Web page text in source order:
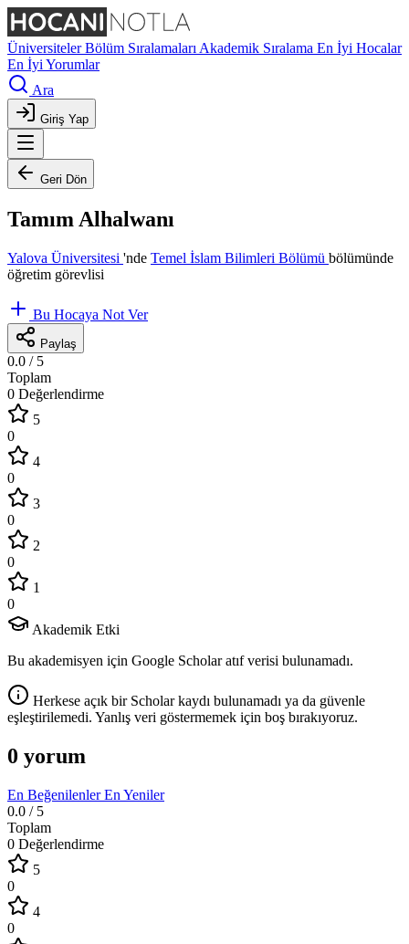
ÜniversitelerBölüm Sıralamaları Akademik Sıralama En İyi Hocalar
En İyi Yorumlar
Ara
Giriş Yap
Geri Dön
Tamım Alhalwanı
Yalova Üniversitesi 'nde Temel İslam Bilimleri Bölümü bölümünde
öğretim görevlisi
Bu Hocaya Not Ver
Paylaş
0.0 / 5
Toplam
0 Değerlendirme
5
0
4
0
3
0
2
0
1
0
Akademik Etki
Bu akademisyen için Google Scholar atıf verisi bulunamadı.
Herkese açık bir Scholar kaydı bulunamadı ya da güvenle
eşleştirilemedi. Yanlış veri göstermemek için boş bırakıyoruz.
0 yorum
En BeğenilenlerEn Yeniler
0.0 / 5
Toplam
0 Değerlendirme
5
0
4
0